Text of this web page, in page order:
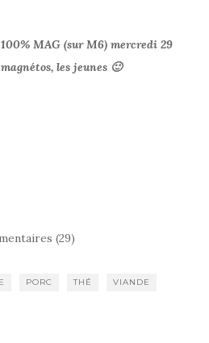
MAG (sur M6) mercredi 29
les jeunes 🙂
(29)
PORC THÉ VIANDE